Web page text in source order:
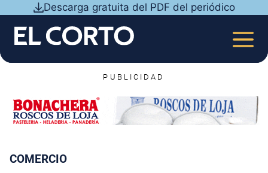
contenido
Descarga gratuita del PDF del periódico
PUBLICIDAD
COMERCIO